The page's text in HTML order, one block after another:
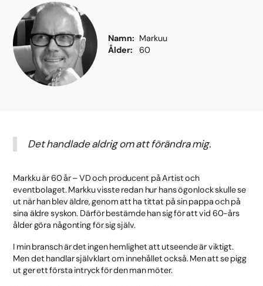
Namn
Markuu
Ålder
60
Det handlade aldrig om att förändra mig.
Markku är 60 år – VD och producent på Artist och
eventbolaget. Markku visste redan hur hans ögonlock skulle se
ut när han blev äldre, genom att ha tittat på sin pappa och på
sina äldre syskon. Därför bestämde han sig för att vid 60-års
ålder göra någonting för sig själv.
I min bransch är det ingen hemlighet att utseende är viktigt.
Men det handlar självklart om innehållet också. Men att se pigg
ut ger ett första intryck för den man möter.